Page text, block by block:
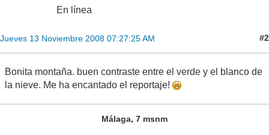
En línea
Jueves 13 Noviembre 2008 07:27:25 AM #2
Bonita montaña. buen contraste entre el verde y el blanco de
la nieve. Me ha encantado el reportaje!
Málaga, 7 msnm